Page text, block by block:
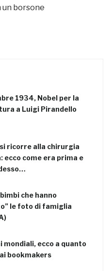
un borsone
1934, Nobel per la
a Luigi Pirandello
ricorre alla chirurgia
ecco come era prima e
che hanno
le foto di famiglia
mondiali, ecco a quanto
bookmakers